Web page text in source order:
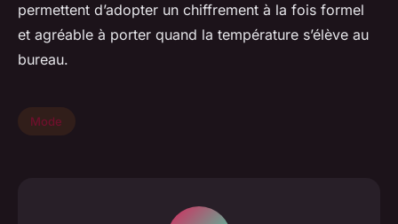
permettent d’adopter un chiffrement à la fois formel
et agréable à porter quand la température s’élève au
bureau.
Mode